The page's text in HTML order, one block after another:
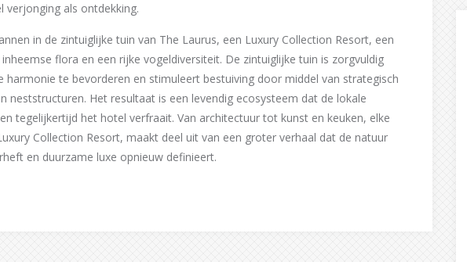
als ontdekking.
in de zintuiglijke tuin van The Laurus, een Luxury Collection Resort, een
flora en een rijke vogeldiversiteit. De zintuiglijke tuin is zorgvuldig
harmonie te bevorderen en stimuleert bestuiving door middel van strategisch
neststructuren. Het resultaat is een levendig ecosysteem dat de lokale
tegelijkertijd het hotel verfraait. Van architectuur tot kunst en keuken, elke
Collection Resort, maakt deel uit van een groter verhaal dat de natuur
en duurzame luxe opnieuw definieert.